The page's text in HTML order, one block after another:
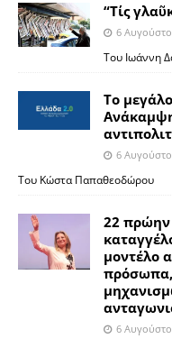
“Τίς
6
Του Ιωάννη
Το
6
Του Κώστα Παπαθεοδώρου
22 πρώην
μοντέλο
πρόσωπα,
6